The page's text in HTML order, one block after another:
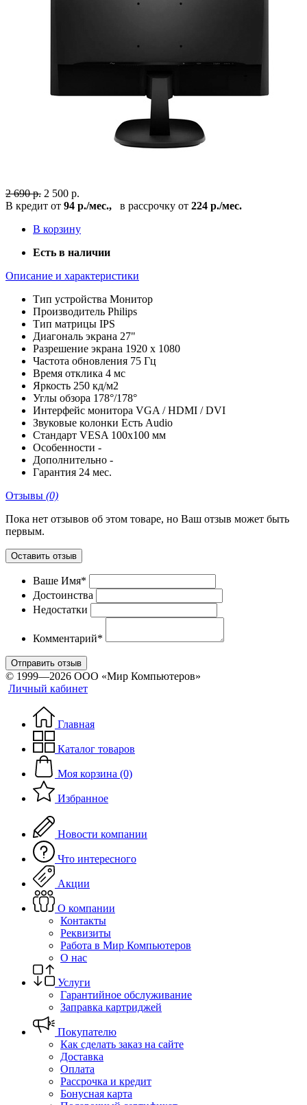
2 690 р. 2 500 р.
В кредит от 94 р./мес., в рассрочку от 224 р./мес.
В корзину
Есть в наличии
Описание и характеристики
Тип устройства Монитор
Производитель Philips
Тип матрицы IPS
Диагональ экрана 27"
Разрешение экрана 1920 x 1080
Частота обновления 75 Гц
Время отклика 4 мс
Яркость 250 кд/м2
Углы обзора 178°/178°
Интерфейс монитора VGA / HDMI / DVI
Звуковые колонки Есть Audio
Стандарт VESA 100x100 мм
Особенности -
Дополнительно -
Гарантия 24 мес.
Отзывы (0)
Пока нет отзывов об этом товаре, но Ваш отзыв может быть
первым.
Оставить отзыв
Ваше Имя*
Достоинства
Недостатки
Комментарий*
Отправить отзыв
© 1999—2026 ООО «Мир Компьютеров»
Личный кабинет
Главная
Каталог товаров
Моя корзина (0)
Избранное
Новости компании
Что интересного
Акции
О компании
Контакты
Реквизиты
Работа в Мир Компьютеров
О нас
Услуги
Гарантийное обслуживание
Заправка картриджей
Покупателю
Как сделать заказ на сайте
Доставка
Оплата
Рассрочка и кредит
Бонусная карта